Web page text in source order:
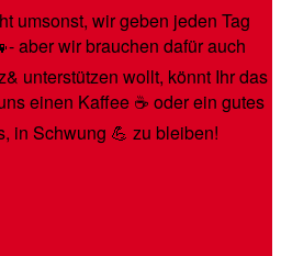
umsonst, wir geben jeden Tag
aber wir brauchen dafür auch
unterstützen wollt, könnt Ihr das
einen Kaffee ☕️ oder ein gutes
in Schwung 💪 zu bleiben!